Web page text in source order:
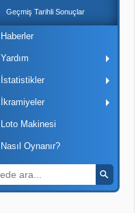
Geçmiş Tarihli Sonuçlar
Haberler
Yardım
İstatistikler
İkramiyeler
Loto Makinesi
Nasıl Oynanır?